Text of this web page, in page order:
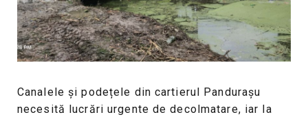
Canalele și podețele din cartierul Pandurașu
necesită lucrări urgente de decolmatare, iar la